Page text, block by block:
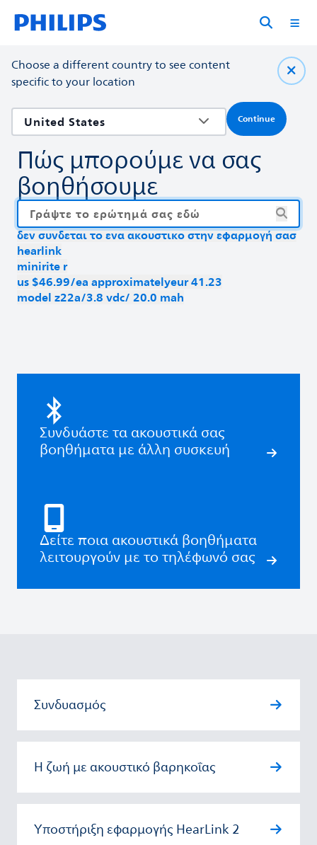
Choose a different country to see content
specific to your location
Continue
Πώς μπορούμε να σας
βοηθήσουμε
δεν συνδεται το ενα ακουστικο στην εφαρμογή σασ
hearlink
minirite r
us $46.99/ea approximatelyeur 41.23
model z22a/3.8 vdc/ 20.0 mah
Συνδυάστε τα ακουστικά σας
βοηθήματα με άλλη συσκευή
Δείτε ποια ακουστικά βοηθήματα
λειτουργούν με το τηλέφωνό σας
Συνδυασμός
Η ζωή με ακουστικό βαρηκοΐας
Υποστήριξη εφαρμογής HearLink 2